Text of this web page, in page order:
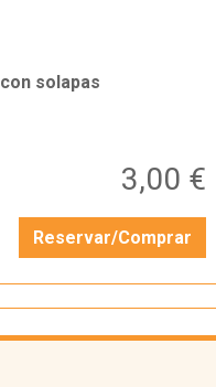
solapas
3,00 €
Reservar/Comprar